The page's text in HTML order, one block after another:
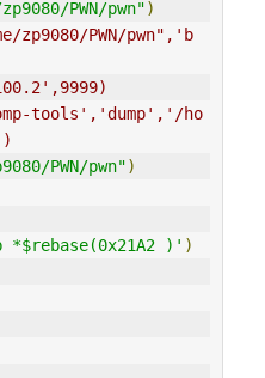
PWN/pwn")
zp9080/PWN/pwn",'b
tools','dump','/ho
PWN/pwn")
*$rebase(0x21A2 )' )